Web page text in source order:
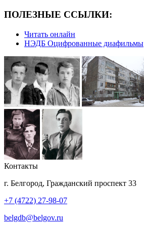
ПОЛЕЗНЫЕ ССЫЛКИ:
Читать онлайн
НЭДБ Оцифрованные диафильмы
Контакты
г. Белгород, Гражданский проспект 33
+7 (4722) 27-98-07
belgdb@belgov.ru